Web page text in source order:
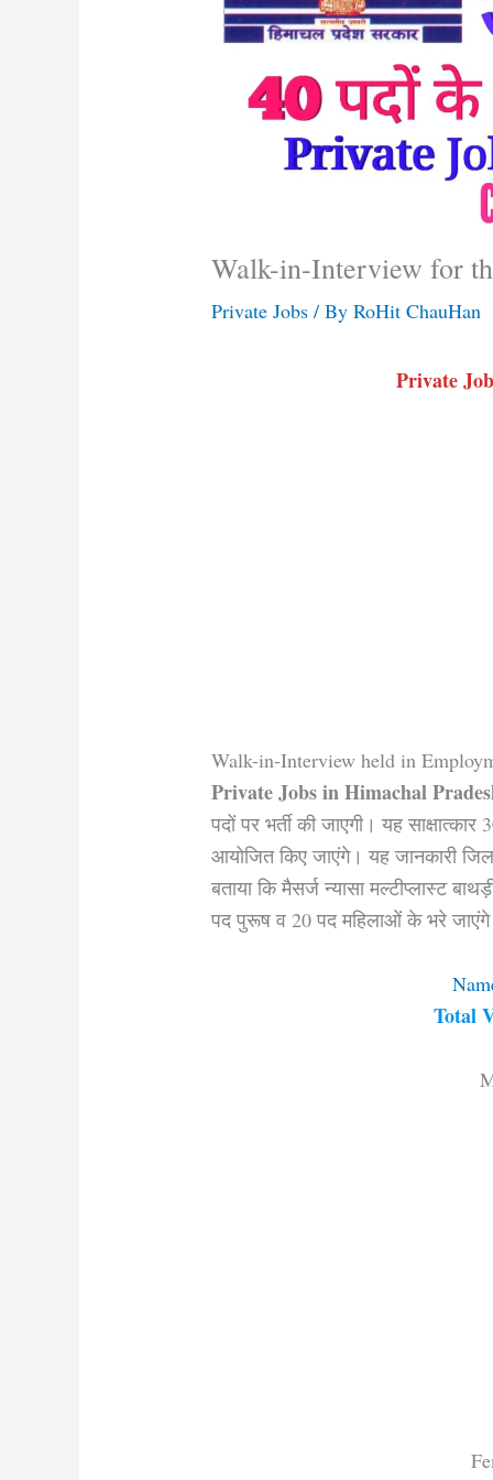
Walk-in-Interview for
Private Jobs / ByRoHit ChauHan
Private
Walk-in-Interview held in
Private Jobs in Himachal
पदों पर भर्ती की जाएगी। यह
आयोजित किए जाएंगे। यह जानकारी
बताया कि मैसर्ज न्यासा मल्टीप्लास्ट
पद पुरूष व 20 पद महिलाओं के भरे
Total